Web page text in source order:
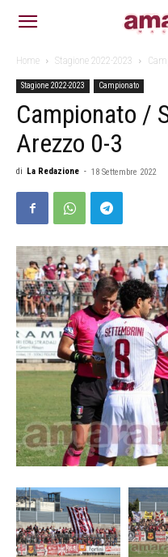
Home Stagione 2022-2023
Stagione 2022-2023 Campionato
Campionato /
Arezzo 0-3
di La Redazione - 18 Settembre 2022